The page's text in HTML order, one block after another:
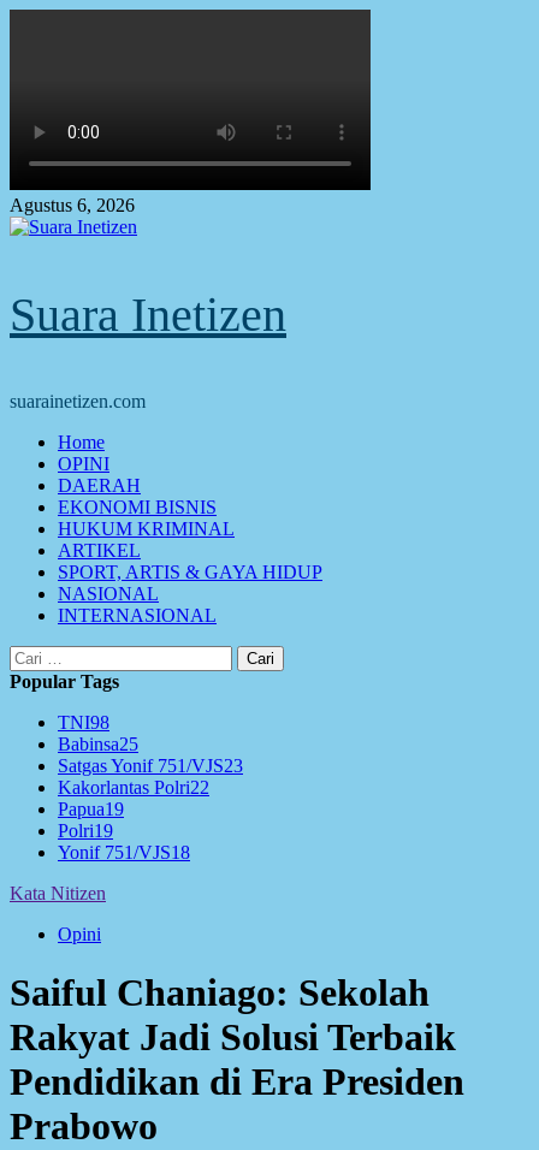
Agustus 6, 2026
Suara Inetizen
suarainetizen.com
Primary
Menu
Home
OPINI
DAERAH
EKONOMI BISNIS
HUKUM KRIMINAL
ARTIKEL
SPORT, ARTIS & GAYA HIDUP
NASIONAL
INTERNASIONAL
Cari
untuk:
Popular Tags
TNI98
Babinsa25
Satgas Yonif 751/VJS23
Kakorlantas Polri22
Papua19
Polri19
Yonif 751/VJS18
Kata Nitizen
Opini
Saiful Chaniago: Sekolah
Rakyat Jadi Solusi Terbaik
Pendidikan di Era Presiden
Prabowo